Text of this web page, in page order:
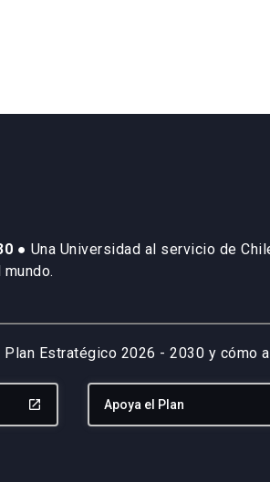
● Una Universidad al servicio de
Estratégico 2026 - 2030 y cómo
launch Apoya el Plan